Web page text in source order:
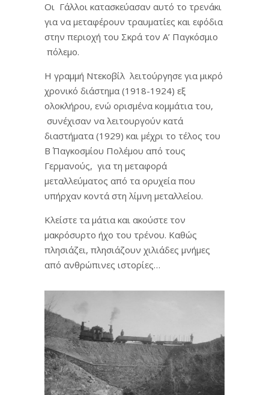
Οι Γάλλοι κατασκεύασαν αυτό το τρενάκι
για να μεταφέρουν τραυματίες και εφόδια
στην περιοχή του Σκρά τον Α’ Παγκόσμιο
πόλεμο.
Η γραμμή Ντεκοβίλ λειτούργησε για μικρό
χρονικό διάστημα (1918-1924) εξ
ολοκλήρου, ενώ ορισμένα κομμάτια του,
συνέχισαν να λειτουργούν κατά
διαστήματα (1929) και μέχρι το τέλος του
Β΄ Παγκοσμίου Πολέμου από τους
Γερμανούς, για τη μεταφορά
μεταλλεύματος από τα ορυχεία που
υπήρχαν κοντά στη λίμνη μεταλλείου.
Κλείστε τα μάτια και ακούστε τον
μακρόσυρτο ήχο του τρένου. Καθώς
πλησιάζει, πλησιάζουν χιλιάδες μνήμες
από ανθρώπινες ιστορίες…